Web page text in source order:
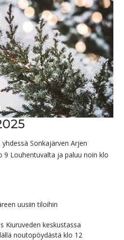
Sonkajärven Arjen
9 Louhentuvalta ja paluu noin klo
uusiin tiloihin
Kiuruveden keskustassa
noutopöydästä klo 12